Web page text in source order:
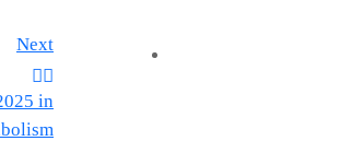
Next
in